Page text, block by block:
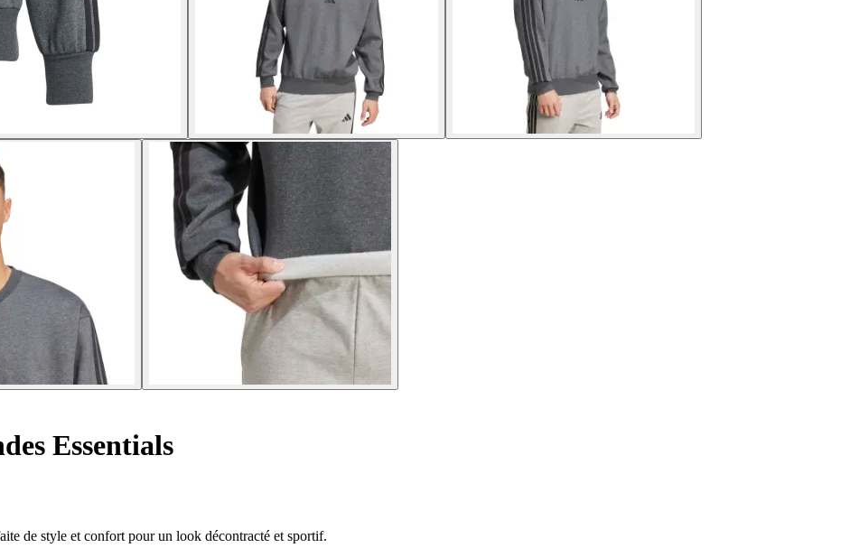
Essentials
de style et confort pour un look décontracté et sportif.